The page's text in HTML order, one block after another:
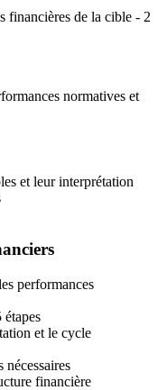
financières de la cible - 2
normatives et
et leur interprétation
performances
et le cycle
nécessaires
financière